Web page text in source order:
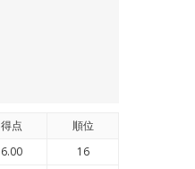
得点
順位
6.00
16